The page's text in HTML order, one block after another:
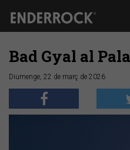
Bad Gyal al
Diumenge, 22 de març de 2026
Anterior